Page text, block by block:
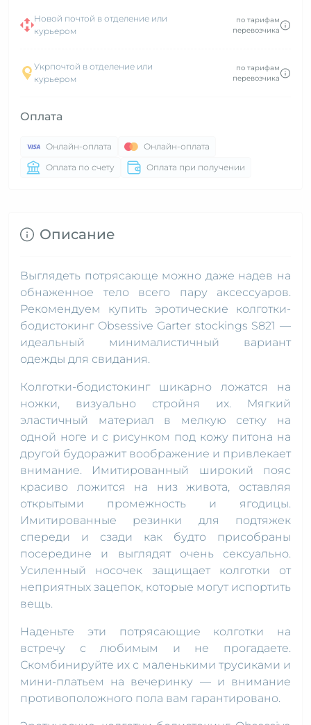
Новой почтой в отделение или
курьером
по тарифам
перевозчика
Укрпочтой в отделение или
курьером
по тарифам
перевозчика
Оплата
Онлайн-оплата
Онлайн-оплата
Оплата по счету
Оплата при получении
Описание
Выглядеть потрясающе можно даже надев на
обнаженное тело всего пару аксессуаров.
Рекомендуем купить эротические колготки-
бодистокинг Obsessive Garter stockings S821 —
идеальный минималистичный вариант
одежды для свидания.
Колготки-бодистокинг шикарно ложатся на
ножки, визуально стройня их. Мягкий
эластичный материал в мелкую сетку на
одной ноге и с рисунком под кожу питона на
другой будоражит воображение и привлекает
внимание. Имитированный широкий пояс
красиво ложится на низ живота, оставляя
открытыми промежность и ягодицы.
Имитированные резинки для подтяжек
спереди и сзади как будто присобраны
посередине и выглядят очень сексуально.
Усиленный носочек защищает колготки от
неприятных зацепок, которые могут испортить
вещь.
Наденьте эти потрясающие колготки на
встречу с любимым и не прогадаете.
Скомбинируйте их с маленькими трусиками и
мини-платьем на вечеринку — и внимание
противоположного пола вам гарантировано.